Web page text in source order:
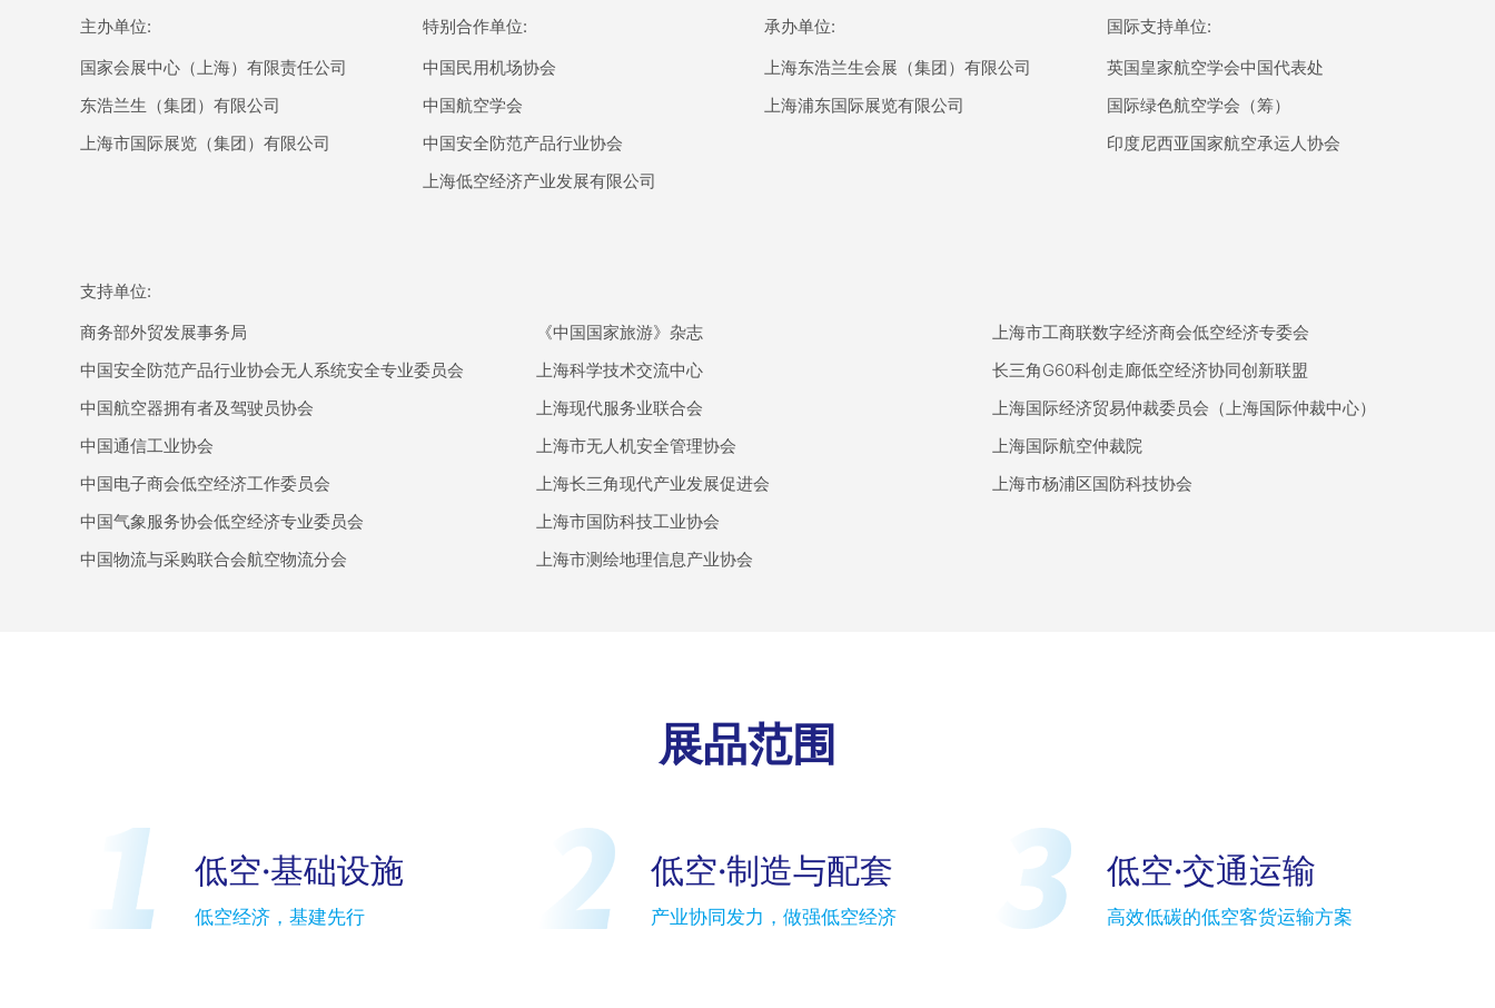
主办单位:
国家会展中心（上海）有限责任公司
东浩兰生（集团）有限公司
上海市国际展览（集团）有限公司
特别合作单位:
中国民用机场协会
中国航空学会
中国安全防范产品行业协会
上海低空经济产业发展有限公司
承办单位:
上海东浩兰生会展（集团）有限公司
上海浦东国际展览有限公司
国际支持单位:
英国皇家航空学会中国代表处
国际绿色航空学会（筹）
印度尼西亚国家航空承运人协会
支持单位:
商务部外贸发展事务局
中国安全防范产品行业协会无人系统安全专业委员会
中国航空器拥有者及驾驶员协会
中国通信工业协会
中国电子商会低空经济工作委员会
中国气象服务协会低空经济专业委员会
中国物流与采购联合会航空物流分会
《中国国家旅游》杂志
上海科学技术交流中心
上海现代服务业联合会
上海市无人机安全管理协会
上海长三角现代产业发展促进会
上海市国防科技工业协会
上海市测绘地理信息产业协会
上海市工商联数字经济商会低空经济专委会
长三角G60科创走廊低空经济协同创新联盟
上海国际经济贸易仲裁委员会（上海国际仲裁中心）
上海国际航空仲裁院
上海市杨浦区国防科技协会
展品范围
低空·基础设施
低空经济，基建先行
低空·制造与配套
产业协同发力，做强低空经济
低空·交通运输
高效低碳的低空客货运输方案